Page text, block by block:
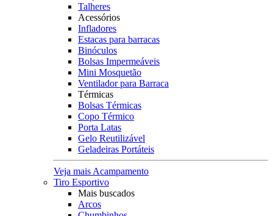
Talheres
Acessórios
Infladores
Estacas para barracas
Binóculos
Bolsas Impermeáveis
Mini Mosquetão
Ventilador para Barraca
Térmicas
Bolsas Térmicas
Copo Térmico
Porta Latas
Gelo Reutilizável
Geladeiras Portáteis
Veja mais Acampamento
Tiro Esportivo
Mais buscados
Arcos